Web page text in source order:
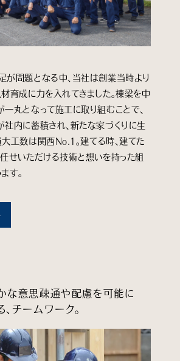
が問題となる中、当社は創業当時より
育成に力を入れてきました。棟梁を中
丸となって施工に取り組むことで、
社内に蓄積され、新たな家づくりに生
大工数は関西No.1。建てる時、建てた
せいただける技術と想いを持った組
す。
な意思疎通や配慮を可能に
、チームワーク。